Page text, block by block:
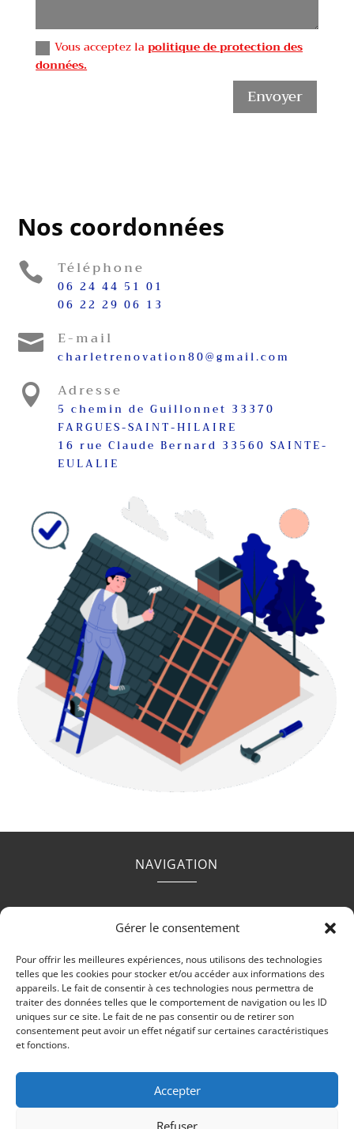
Gérer le consentement
Pour offrir les meilleures expériences, nous utilisons des technologies
telles que les cookies pour stocker et/ou accéder aux informations des
appareils. Le fait de consentir à ces technologies nous permettra de
traiter des données telles que le comportement de navigation ou les ID
uniques sur ce site. Le fait de ne pas consentir ou de retirer son
consentement peut avoir un effet négatif sur certaines caractéristiques
et fonctions.
Accepter
Refuser
Vous acceptez lapolitique de protection des
données.
Envoyer
Nos coordonnées
 Téléphone
06 24 44 51 01
06 22 29 06 13
 E-mail
charletrenovation80@gmail.com
 Adresse
5 chemin de Guillonnet 33370
FARGUES-SAINT-HILAIRE
16 rue Claude Bernard 33560 SAINTE-
EULALIE
NAVIGATION
Accueil Contact Mentions légales
Secteurs
Plan du site
RÉALISATION